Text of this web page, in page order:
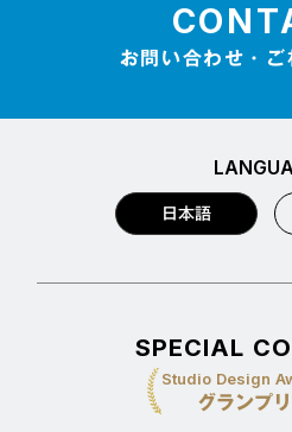
お問い合わせ・
日本語
SPECIAL
Studio Design
グランプ